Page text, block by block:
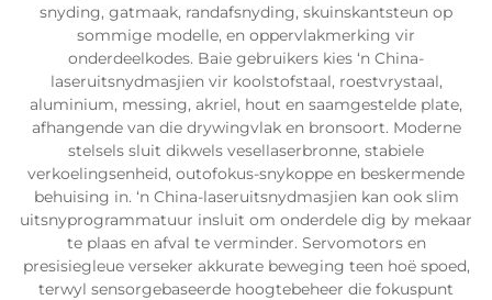
snyding, gatmaak, randafsnyding, skuinskantsteun op
sommige modelle, en oppervlakmerking vir
onderdeelkodes. Baie gebruikers kies ‘n China-
laseruitsnydmasjien vir koolstofstaal, roestvrystaal,
aluminium, messing, akriel, hout en saamgestelde plate,
afhangende van die drywingvlak en bronsoort. Moderne
stelsels sluit dikwels vesellaserbronne, stabiele
verkoelingsenheid, outofokus-snykoppe en beskermende
behuising in. ‘n China-laseruitsnydmasjien kan ook slim
uitsnyprogrammatuur insluit om onderdele dig by mekaar
te plaas en afval te verminder. Servomotors en
presisiegleue verseker akkurate beweging teen hoë spoed,
terwyl sensorgebaseerde hoogtebeheer die fokuspunt